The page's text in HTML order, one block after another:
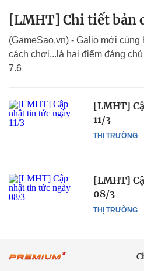
[LMHT] Chi tiết bản
(GameSao.vn) - Galio mới
cách chơi...là hai điểm đáng
7.6
THỊ TRƯỜNG
[LMHT]
11/3
THỊ TRƯỜNG
[LMHT]
08/3